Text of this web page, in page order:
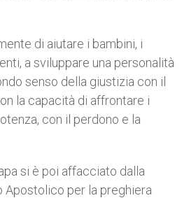
di aiutare i bambini, i
a sviluppare una personalità
senso della giustizia con il
la capacità di affrontare i
con il perdono e la
si è poi affacciato dalla
Apostolico per la preghiera